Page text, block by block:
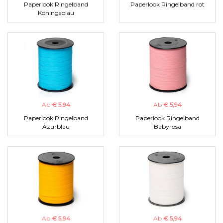
Paperlook Ringelband
Köningsblau
Paperlook Ringelband rot
Ab € 5,94
Paperlook Ringelband
Azurblau
Ab € 5,94
Paperlook Ringelband
Babyrosa
Ab € 5,94
Ab € 5,94